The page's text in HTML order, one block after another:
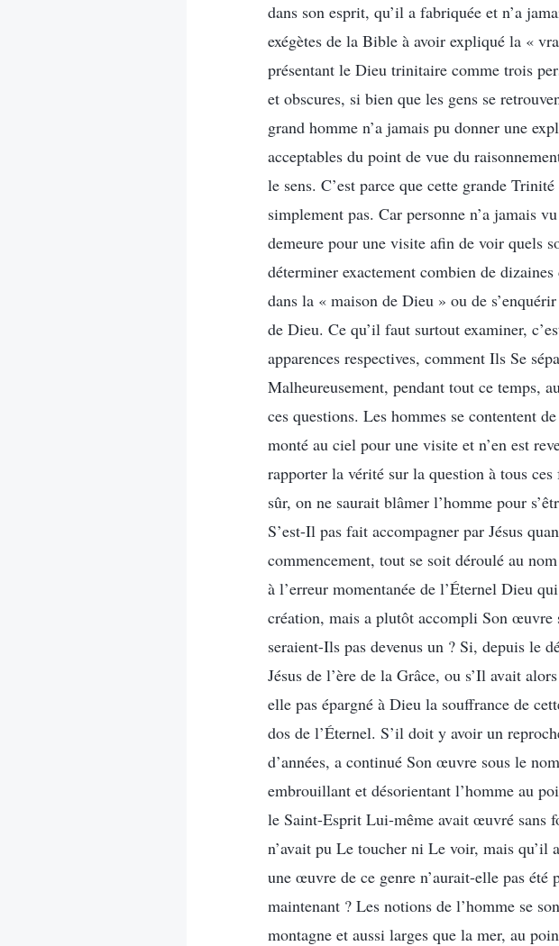
dans son esprit, qu’il a fabriquée et n’a
exégètes de la Bible à avoir expliqué la «
présentant le Dieu trinitaire comme trois
et obscures, si bien que les gens se
grand homme n’a jamais pu donner une
acceptables du point de vue du
le sens. C’est parce que cette grande
simplement pas. Car personne n’a jamais
demeure pour une visite afin de voir quels
déterminer exactement combien de
dans la « maison de Dieu » ou de
de Dieu. Ce qu’il faut surtout examiner,
apparences respectives, comment Ils Se
Malheureusement, pendant tout ce temps,
ces questions. Les hommes se contentent
monté au ciel pour une visite et n’en est
rapporter la vérité sur la question à tous
sûr, on ne saurait blâmer l’homme pour
S’est-Il pas fait accompagner par Jésus
commencement, tout se soit déroulé au
à l’erreur momentanée de l’Éternel Dieu
création, mais a plutôt accompli Son
seraient-Ils pas devenus un ? Si, depuis le
Jésus de l’ère de la Grâce, ou s’Il avait
elle pas épargné à Dieu la souffrance de
dos de l’Éternel. S’il doit y avoir un
d’années, a continué Son œuvre sous le
embrouillant et désorientant l’homme au
le Saint-Esprit Lui-même avait œuvré sans
n’avait pu Le toucher ni Le voir, mais qu’il
une œuvre de ce genre n’aurait-elle pas
maintenant ? Les notions de l’homme se
montagne et aussi larges que la mer, au